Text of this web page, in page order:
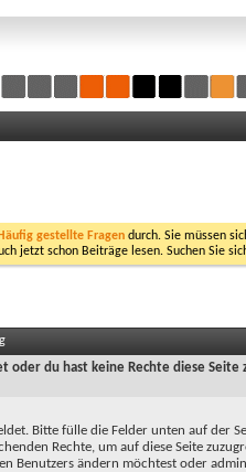
gestellte Fragen durch. Sie müssen
jetzt schon Beiträge lesen. Suchen Sie
oder du hast keine Rechte diese
Bitte fülle die Felder unten auf der
Rechte, um auf diese Seite
Benutzers ändern möchtest oder